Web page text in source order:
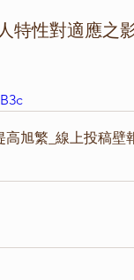
特性對適應之
高旭繁_線上投稿壁